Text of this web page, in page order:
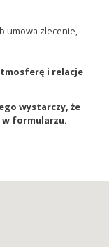
umowa zlecenie,
i relacje
wystarczy, że
w formularzu.